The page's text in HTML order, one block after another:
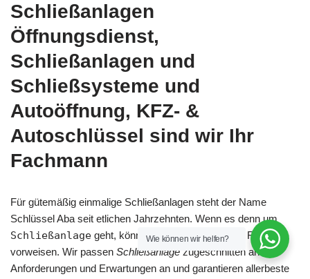
Schließanlagen
Öffnungsdienst,
Schließanlagen und
Schließsysteme und
Autoöffnung, KFZ- &
Autoschlüssel sind wir Ihr
Fachmann
Für gütemäßig einmalige Schließanlagen steht der Name
Schlüssel Aba seit etlichen Jahrzehnten. Wenn es denn um
Schließanlage geht, können wir einen Haufen an Routine
vorweisen. Wir passen Schließanlage zugeschnitten an Ihre
Anforderungen und Erwartungen an und garantieren allerbeste
Wie können wir helfen?